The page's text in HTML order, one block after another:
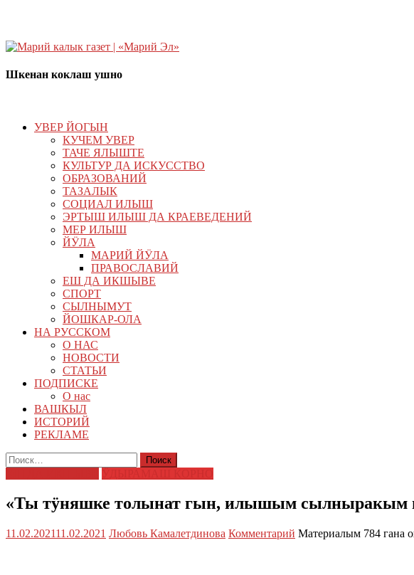
Шкенан коклаш ушно
УВЕР ЙОГЫН
КУЧЕМ УВЕР
ТАЧЕ ЯЛЫШТЕ
КУЛЬТУР ДА ИСКУССТВО
ОБРАЗОВАНИЙ
ТАЗАЛЫК
СОЦИАЛ ИЛЫШ
ЭРТЫШ ИЛЫШ ДА КРАЕВЕДЕНИЙ
МЕР ИЛЫШ
ЙӰЛА
МАРИЙ ЙӰЛА
ПРАВОСЛАВИЙ
ЕШ ДА ИКШЫВЕ
СПОРТ
СЫЛНЫМУТ
ЙОШКАР-ОЛА
НА РУССКОМ
О НАС
НОВОСТИ
СТАТЬИ
ПОДПИСКЕ
О нас
ВАШКЫЛ
ИСТОРИЙ
РЕКЛАМЕ
Найти:
«Ты тӱняшке толынат гын, илышым
11.02.202111.02.2021 Любовь Камалетдинова Комментарий Материалым 784 гана